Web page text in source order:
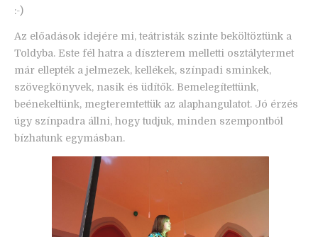
:-)
Az előadások idejére mi, teátristák szinte beköltöztünk a
Toldyba. Este fél hatra a díszterem melletti osztálytermet
már ellepték a jelmezek, kellékek, színpadi sminkek,
szövegkönyvek, nasik és üdítők. Bemelegítettünk,
beénekeltünk, megteremtettük az alaphangulatot. Jó érzés
úgy színpadra állni, hogy tudjuk, minden szempontból
bízhatunk egymásban.